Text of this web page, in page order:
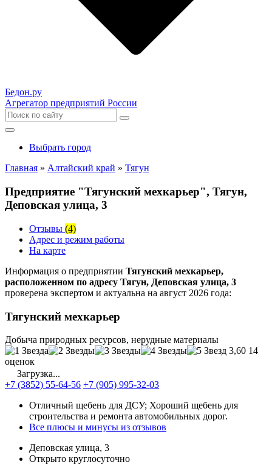
Бедон.ру
Агрегатор предприятий России
Выбрать город
Главная » Алтайский край » Тягун
Предприятие "Тягунский мехкарьер", Тягун,
Деповская улица, 3
Отзывы (4)
Адрес и режим работы
На карте
Информация о предприятии Тягунский мехкарьер,
расположенном по адресу Тягун, Деповская улица, 3
проверена экспертом и актуальна на август 2026 года:
Тягунский мехкарьер
Добыча природных ресурсов, нерудные материалы
3,60 14
оценок
Загрузка...
+7 (3852) 55-64-56 +7 (905) 995-32-03
Отличный щебень для ДСУ; Хороший щебень для
строительства и ремонта автомобильных дорог.
Все плюсы и минусы из отзывов
Деповская улица, 3
Открыто круглосуточно